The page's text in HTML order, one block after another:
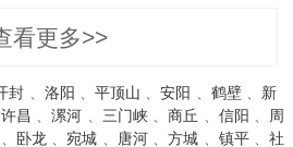
看更多>>
封 、 洛阳 、 平顶山 、安阳 、 鹤壁 、 新
许昌 、漯河 、 三门峡 、商丘 、 信阳 、 周
、 卧龙 、宛城 、 唐河 、方城 、 镇平 、社